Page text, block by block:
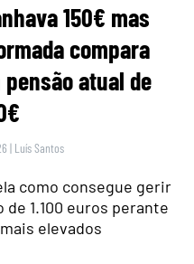
150€ mas
compara
atual de
| Luís Santos
como consegue gerir
1.100 euros perante
elevados